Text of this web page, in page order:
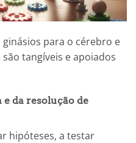
para o cérebro e
tangíveis e apoiados
da resolução de
hipóteses, a testar